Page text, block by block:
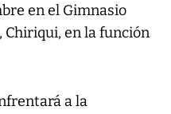
en el Gimnasio
Chiriqui, en la función
a la